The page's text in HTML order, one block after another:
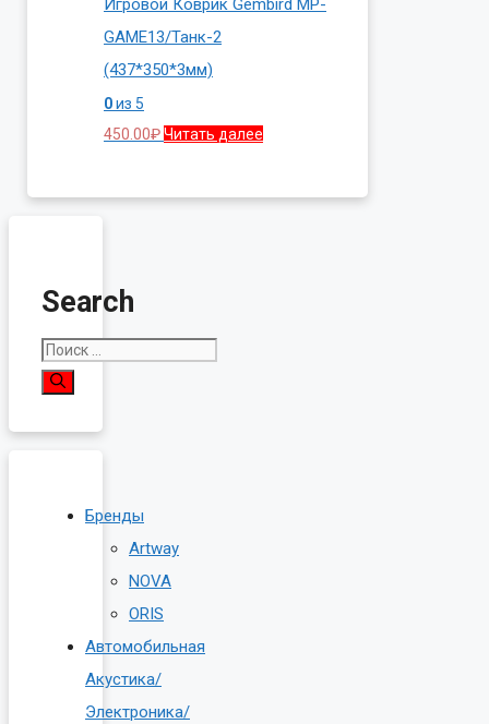
Игровой Коврик Gembird MP-
GAME13/Танк-2
(437*350*3мм)
0из 5
450.00₽Читать далее
Search
Поиск:
Бренды
Artway
NOVA
ORIS
Автомобильная
Акустика/
Электроника/